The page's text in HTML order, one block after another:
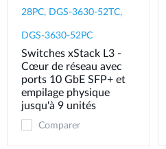
28PC, DGS-3630-52TC,
DGS-3630-52PC
Switches xStack L3 -
Cœur de réseau avec
ports 10 GbE SFP+ et
empilage physique
jusqu'à 9 unités
Comparer